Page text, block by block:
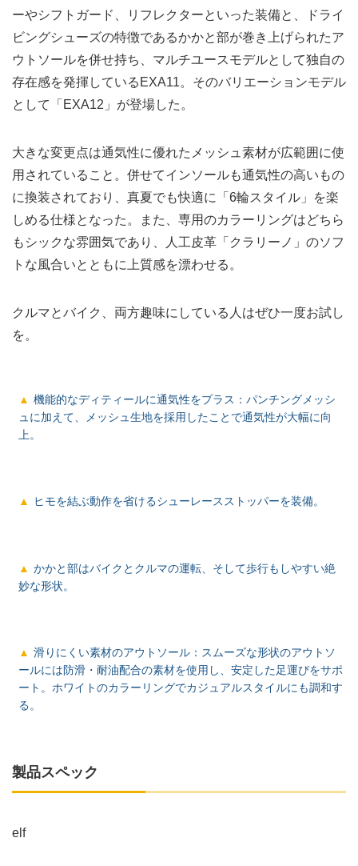
ーやシフトガード、リフレクターといった装備と、ドライ
ビングシューズの特徴であるかかと部が巻き上げられたア
ウトソールを併せ持ち、マルチユースモデルとして独自の
存在感を発揮しているEXA11。そのバリエーションモデル
として「EXA12」が登場した。
大きな変更点は通気性に優れたメッシュ素材が広範囲に使
用されていること。併せてインソールも通気性の高いもの
に換装されており、真夏でも快適に「6輪スタイル」を楽
しめる仕様となった。また、専用のカラーリングはどちら
もシックな雰囲気であり、人工皮革「クラリーノ」のソフ
トな風合いとともに上質感を漂わせる。
クルマとバイク、両方趣味にしている人はぜひ一度お試し
を。
機能的なディティールに通気性をプラス：パンチングメッシ
ュに加えて、メッシュ生地を採用したことで通気性が大幅に向
上。
ヒモを結ぶ動作を省けるシューレースストッパーを装備。
かかと部はバイクとクルマの運転、そして歩行もしやすい絶
妙な形状。
滑りにくい素材のアウトソール：スムーズな形状のアウトソ
ールには防滑・耐油配合の素材を使用し、安定した足運びをサポ
ート。ホワイトのカラーリングでカジュアルスタイルにも調和す
る。
製品スペック
elf